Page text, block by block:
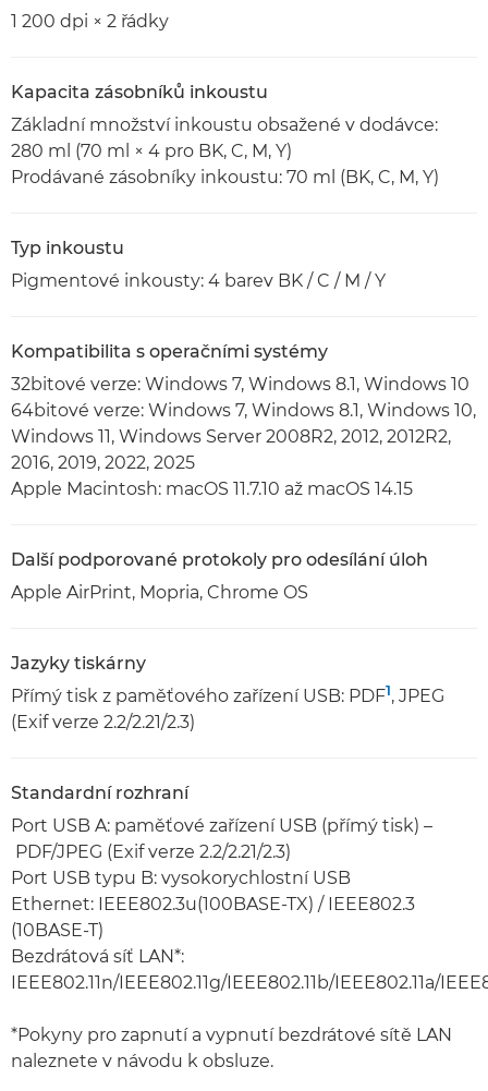
1 200 dpi × 2 řádky
Kapacita zásobníků inkoustu
Základní množství inkoustu obsažené v dodávce:
280 ml (70 ml × 4 pro BK, C, M, Y)
Prodávané zásobníky inkoustu: 70 ml (BK, C, M, Y)
Typ inkoustu
Pigmentové inkousty: 4 barev BK / C / M / Y
Kompatibilita s operačními systémy
32bitové verze: Windows 7, Windows 8.1, Windows 10
64bitové verze: Windows 7, Windows 8.1, Windows 10,
Windows 11, Windows Server 2008R2, 2012, 2012R2,
2016, 2019, 2022, 2025
Apple Macintosh: macOS 11.7.10 až macOS 14.15
Další podporované protokoly pro odesílání úloh
Apple AirPrint, Mopria, Chrome OS
Jazyky tiskárny
Přímý tisk z paměťového zařízení USB: PDF1, JPEG
(Exif verze 2.2/2.21/2.3)
Standardní rozhraní
Port USB A: paměťové zařízení USB (přímý tisk) –
PDF/JPEG (Exif verze 2.2/2.21/2.3)
Port USB typu B: vysokorychlostní USB
Ethernet: IEEE802.3u(100BASE-TX) / IEEE802.3
(10BASE-T)
Bezdrátová síť LAN*:
IEEE802.11n/IEEE802.11g/IEEE802.11b/IEEE802.11a/
*Pokyny pro zapnutí a vypnutí bezdrátové sítě LAN
naleznete v návodu k obsluze.